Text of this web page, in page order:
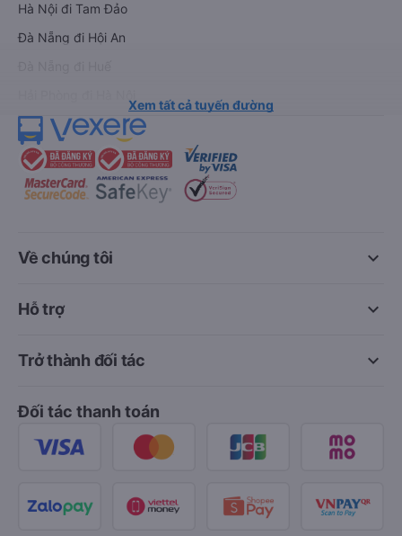
Hà Nội đi Tam Đảo
Đà Nẵng đi Hội An
Xem tất cả tuyến đường
keyboard_arrow_down
Về chúng tôi
keyboard_arrow_down
Hỗ trợ
keyboard_arrow_down
Trở thành đối tác
Đối tác thanh toán